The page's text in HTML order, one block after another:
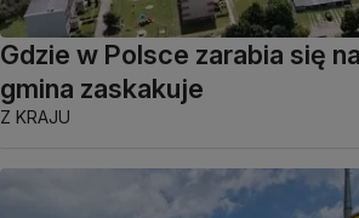
Gdzie w Polsce zarabia się
gmina zaskakuje
Z KRAJU